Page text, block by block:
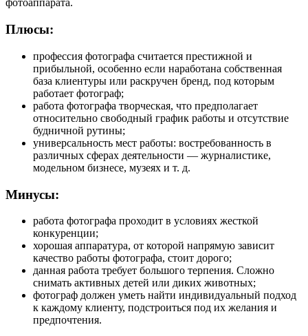
фотоаппарата.
Плюсы:
профессия фотографа считается престижной и
прибыльной, особенно если наработана собственная
база клиентуры или раскручен бренд, под которым
работает фотограф;
работа фотографа творческая, что предполагает
относительно свободный график работы и отсутствие
будничной рутины;
универсальность мест работы: востребованность в
различных сферах деятельности — журналистике,
модельном бизнесе, музеях и т. д.
Минусы:
работа фотографа проходит в условиях жесткой
конкуренции;
хорошая аппаратура, от которой напрямую зависит
качество работы фотографа, стоит дорого;
данная работа требует большого терпения. Сложно
снимать активных детей или диких животных;
фотограф должен уметь найти индивидуальный подход
к каждому клиенту, подстроиться под их желания и
предпочтения.